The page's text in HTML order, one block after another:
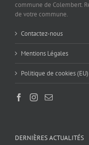
commune de Colembert.
de votre commune.
Contactez-nous
Mentions Légales
Politique de cookies (EU)
DERNIÈRES ACTUALITÉS